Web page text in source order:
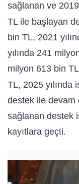
sağlanan ve
TL ile başlayan
bin TL, 2021
yılında 241
milyon 613 bin
TL, 2025 yılında
destek ile devam
sağlanan destek
kayıtlara geçti.